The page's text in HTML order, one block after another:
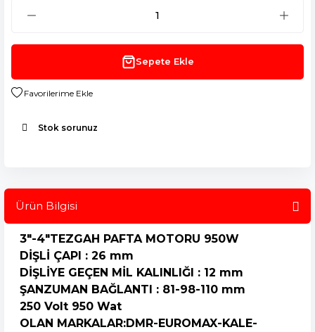
Sepete Ekle
Stok sorunuz
Ürün Bilgisi
3"-4"TEZGAH PAFTA MOTORU 950W
DİŞLİ ÇAPI : 26 mm
DİŞLİYE GEÇEN MİL KALINLIĞI : 12 mm
ŞANZUMAN BAĞLANTI : 81-98-110 mm
250 Volt 950 Wat
OLAN MARKALAR:DMR-EUROMAX-KALE-